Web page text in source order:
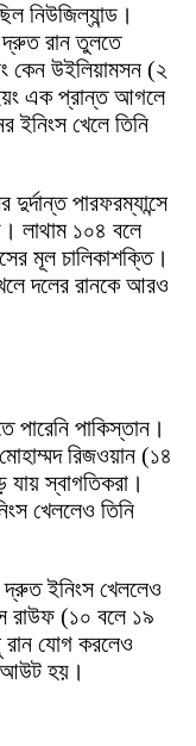
নিউজিল্যান্ড।
রান তুলতে
কেন উইলিয়ামসন (২
এক প্রান্ত আগলে
ইনিংস খেলে তিনি
পারফরম্যান্সে
লাথাম ১০৪ বলে
মূল চালিকাশক্তি।
দলের রানকে আরও
পারেনি পাকিস্তান।
রিজওয়ান (১৪
স্বাগতিকরা।
খেললেও তিনি
দ্রুত ইনিংস খেললেও
রাউফ (১০ বলে ১৯
রান যোগ করলেও
হয়।